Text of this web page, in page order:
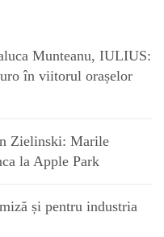
Munteanu, IULIUS:
în viitorul orașelor
Zielinski: Marile
la Apple Park
și pentru industria